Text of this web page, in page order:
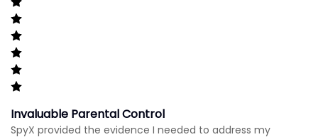
Invaluable Parental Control
SpyX provided the evidence I needed to address my